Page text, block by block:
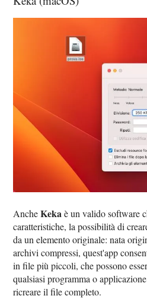
AncheKekaè un valido software
caratteristiche, la possibilità di
da un elemento originale: nata
archivi compressi, quest'app
in file più piccoli, che possono
qualsiasi programma o
ricreare il file completo.